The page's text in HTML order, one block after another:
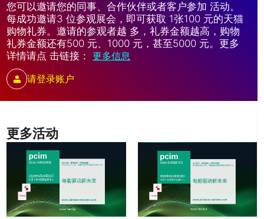
更多活动
您可以邀请您的同事、合作伙伴或者客户参加 活动。
每成功邀请3 位参观展会，即可获取 1张100 元的天猫
购物礼券。邀请的参观者越 多，礼券金额越高，购物
礼券金额还有500 元、1000 元，甚至5000 元。更多
详情请点 击链接： 更多信息
请登录账户